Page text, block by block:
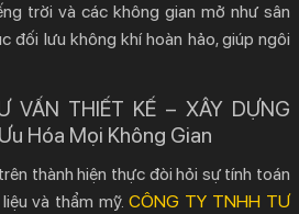
trời và các không gian mở như sân
đối lưu không khí hoàn hảo, giúp ngôi
VẤN THIẾT KẾ – XÂY DỰNG
Hóa Mọi Không Gian
thành hiện thực đòi hỏi sự tính toán
và thẩm mỹ.CÔNG TY TNHH TƯ